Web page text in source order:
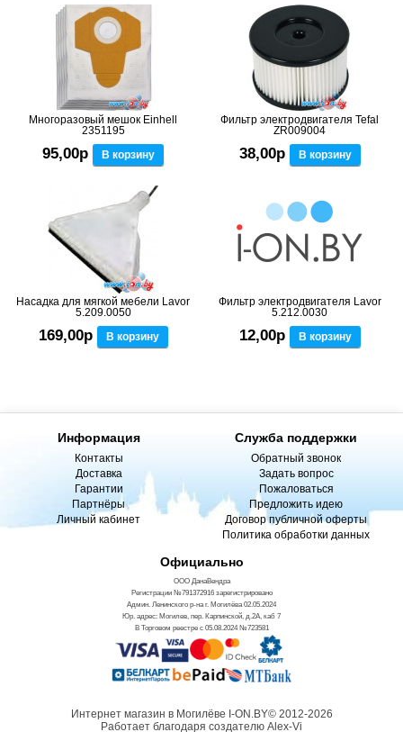
Многоразовый мешок Einhell
2351195
95,00р В корзину
Фильтр электродвигателя Tefal
ZR009004
38,00р В корзину
Насадка для мягкой мебели Lavor
5.209.0050
169,00р В корзину
Фильтр электродвигателя Lavor
5.212.0030
12,00р В корзину
Информация
Контакты
Доставка
Гарантии
Партнёры
Личный кабинет
Служба поддержки
Обратный звонок
Задать вопрос
Пожаловаться
Предложить идею
Договор публичной оферты
Политика обработки данных
Официально
ООО ДанаВендра
Регистрации №791372916 зарегистрировано
Админ. Ленинского р-на г. Могилёва 02.05.2024
Юр. адрес: Могилев, пер. Карпинской, д.2А, каб 7
В Торговом реестре с 05.08.2024 №723581
Интернет магазин в Могилёве I-ON.BY© 2012-2026
Работает благодаря создателю Alex-Vi